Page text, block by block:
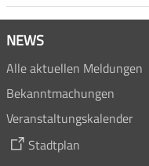
NEWS
Alle aktuellen Meldungen
Bekanntmachungen
Veranstaltungskalender
Stadtplan